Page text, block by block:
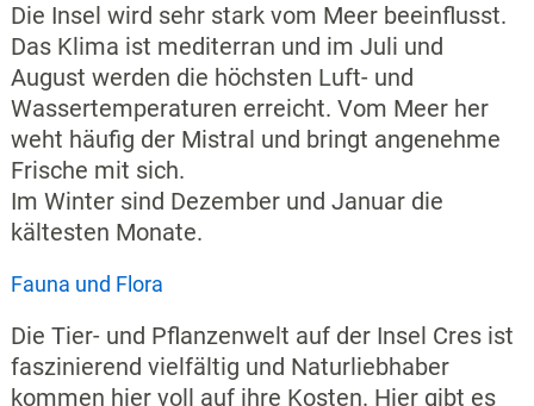
Die Insel wird sehr stark vom Meer beeinflusst.
Das Klima ist mediterran und im Juli und
August werden die höchsten Luft- und
Wassertemperaturen erreicht. Vom Meer her
weht häufig der Mistral und bringt angenehme
Frische mit sich.
Im Winter sind Dezember und Januar die
kältesten Monate.
Fauna und Flora
Die Tier- und Pflanzenwelt auf der Insel Cres ist
faszinierend vielfältig und Naturliebhaber
kommen hier voll auf ihre Kosten. Hier gibt es